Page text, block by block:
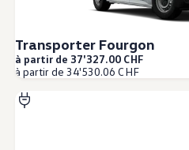
Transporter Fourgon
à partir de 37'327.00 CHF
à partir de 34'530.06 CHF